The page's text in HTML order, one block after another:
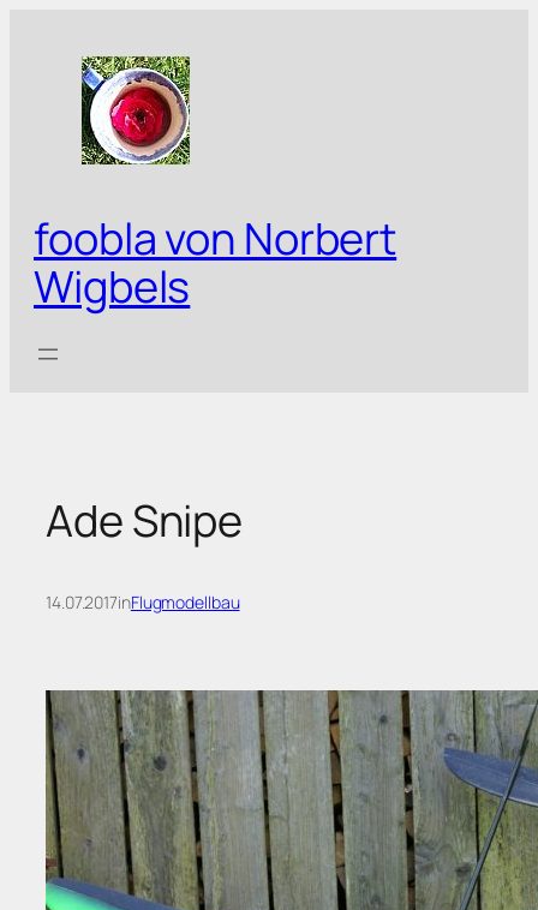
springen
foobla von Norbert
Wigbels
Ade Snipe
14.07.2017inFlugmodellbau